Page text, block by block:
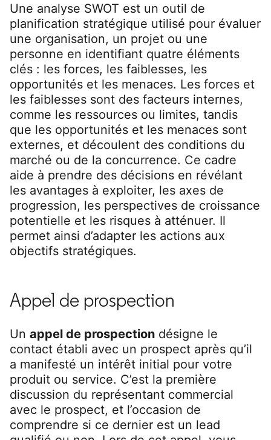
Une analyse SWOT est un outil de
planification stratégique utilisé pour évaluer
une organisation, un projet ou une
personne en identifiant quatre éléments
clés : les forces, les faiblesses, les
opportunités et les menaces. Les forces et
les faiblesses sont des facteurs internes,
comme les ressources ou limites, tandis
que les opportunités et les menaces sont
externes, et découlent des conditions du
marché ou de la concurrence. Ce cadre
aide à prendre des décisions en révélant
les avantages à exploiter, les axes de
progression, les perspectives de croissance
potentielle et les risques à atténuer. Il
permet ainsi d’adapter les actions aux
objectifs stratégiques.
Appel de prospection
Un appel de prospection désigne le
contact établi avec un prospect après qu’il
a manifesté un intérêt initial pour votre
produit ou service. C’est la première
discussion du représentant commercial
avec le prospect, et l’occasion de
comprendre si ce dernier est un lead